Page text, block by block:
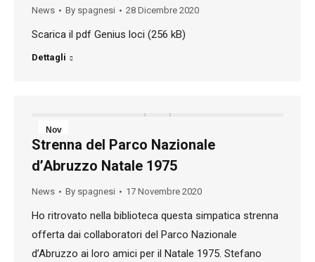
2020
News By spagnesi 28 Dicembre 2020
Scarica il pdf Genius loci (256 kB)
Dettagli
Nov
17
2020
Strenna del Parco Nazionale
d’Abruzzo Natale 1975
News By spagnesi 17 Novembre 2020
Ho ritrovato nella biblioteca questa simpatica strenna
offerta dai collaboratori del Parco Nazionale
d’Abruzzo ai loro amici per il Natale 1975. Stefano